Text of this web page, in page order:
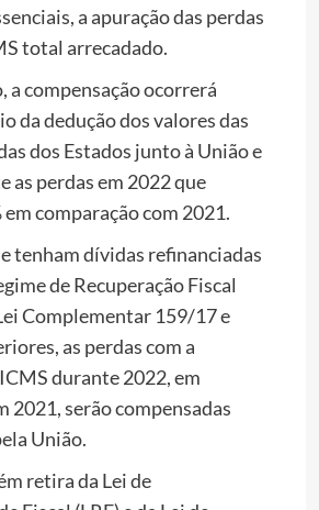
a apuração das perdas
total arrecadado.
a compensação ocorrerá
da dedução dos valores das
dos Estados junto à União e
as perdas em 2022 que
em comparação com 2021.
tenham dívidas refinanciadas
de Recuperação Fiscal
Complementar 159/17 e
as perdas com a
durante 2022, em
2021, serão compensadas
União.
retira da Lei de